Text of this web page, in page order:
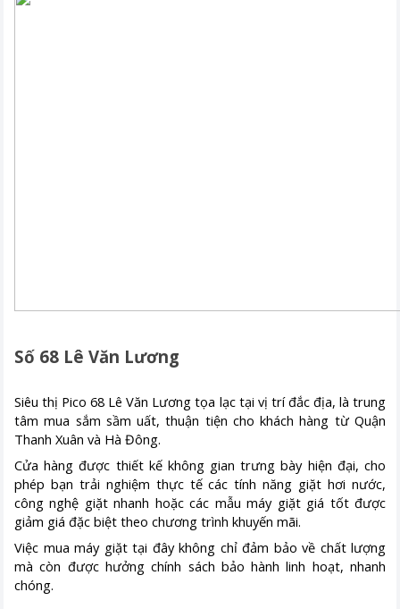
Số 68 Lê Văn Lương
Siêu thị Pico 68 Lê Văn Lương tọa lạc tại vị trí đắc địa, là trung
tâm mua sắm sầm uất, thuận tiện cho khách hàng từ Quận
Thanh Xuân và Hà Đông.
Cửa hàng được thiết kế không gian trưng bày hiện đại, cho
phép bạn trải nghiệm thực tế các tính năng giặt hơi nước,
công nghệ giặt nhanh hoặc các mẫu máy giặt giá tốt được
giảm giá đặc biệt theo chương trình khuyến mãi.
Việc mua máy giặt tại đây không chỉ đảm bảo về chất lượng
mà còn được hưởng chính sách bảo hành linh hoạt, nhanh
chóng.